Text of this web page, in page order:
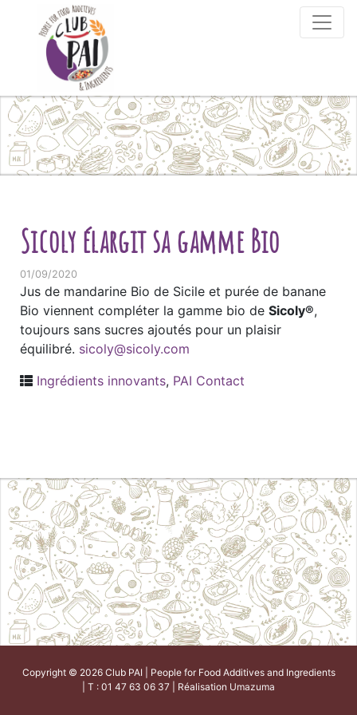
Skip to content
Sicoly élargit sa gamme Bio
01/09/2020
Jus de mandarine Bio de Sicile et purée de banane
Bio viennent compléter la gamme bio de Sicoly®,
toujours sans sucres ajoutés pour un plaisir
équilibré. sicoly@sicoly.com
Ingrédients innovants, PAI Contact
Copyright © 2026 Club PAI | People for Food Additives and Ingredients
| T : 01 47 63 06 37 | Réalisation Umazuma